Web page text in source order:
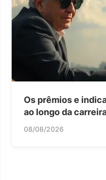
Os prêmios e
ao longo da
08/08/2026